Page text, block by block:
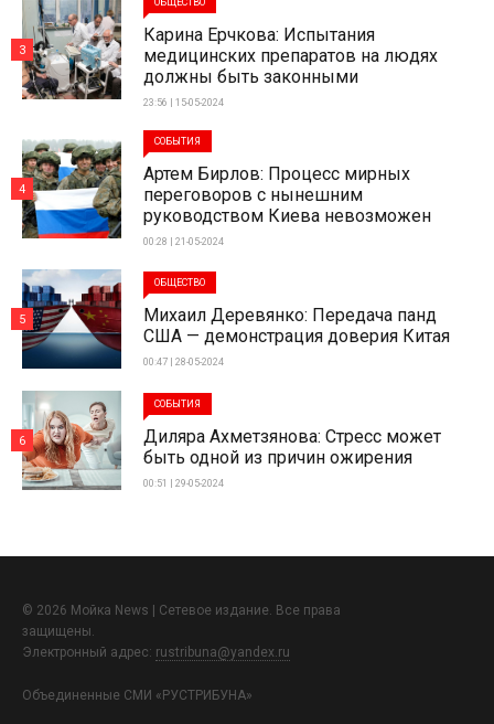
ОБЩЕСТВО
Карина Ерчкова: Испытания
медицинских препаратов на людях
должны быть законными
23:56 | 15-05-2024
3
СОБЫТИЯ
Артем Бирлов: Процесс мирных
переговоров с нынешним
руководством Киева невозможен
00:28 | 21-05-2024
4
ОБЩЕСТВО
Михаил Деревянко: Передача панд
США — демонстрация доверия Китая
00:47 | 28-05-2024
5
СОБЫТИЯ
Диляра Ахметзянова: Стресс может
быть одной из причин ожирения
00:51 | 29-05-2024
6
© 2026 Мойка News | Сетевое издание. Все права
защищены.
Электронный адрес: rustribuna@yandex.ru
Объединенные СМИ «РУСТРИБУНА»